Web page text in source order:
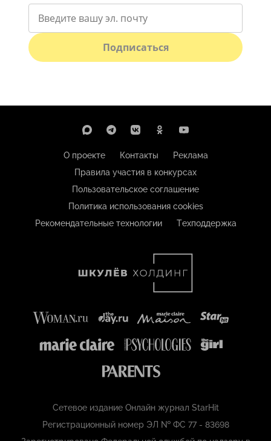
Подписаться
О проекте Контакты
Реклама
Правила участия в конкурсах
Пользовательское соглашение
Политика использования cookies
Рекомендательные технологии
Техподдержка
Сетевое издание Онлайн журнал StarHit
Регистрационный номер ЭЛ № ФС 77 - 83698